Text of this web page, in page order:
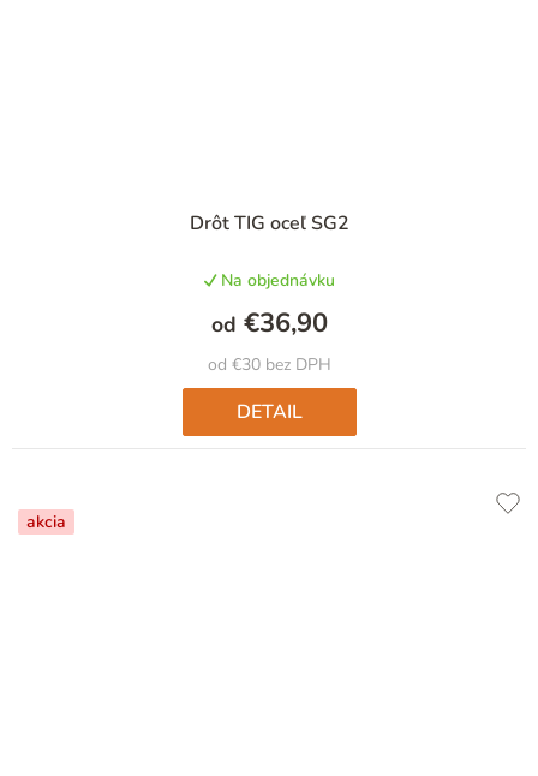
Drôt TIG oceľ SG2
hodnotenie
je
5,0
z
5
hviezdičiek.
Na objednávku
od €30 bez DPH
od €36,90
DETAIL
akcia